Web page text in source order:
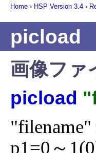
Home › HSP Version 3.4 ›
picload
画像ファ
picload
p1=0～